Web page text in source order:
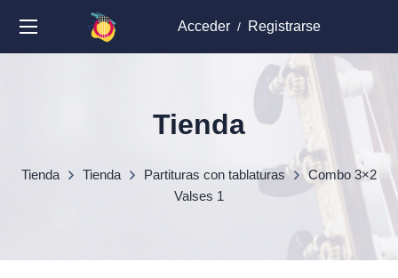
Acceder/ Registrarse
Tienda
Tienda Tienda Partituras con tablaturas
Combo 3×2
Valses 1